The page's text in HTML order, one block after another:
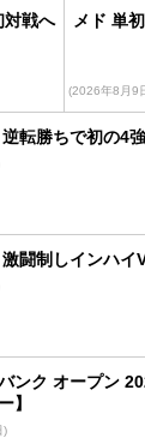
対戦へ メド 単
(2026年8月9
転勝ちで初の4強
闘制しインハイ
ンク オープン
】
)